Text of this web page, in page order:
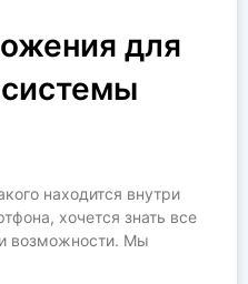
для
находится внутри
хочется знать все
возможности. Мы